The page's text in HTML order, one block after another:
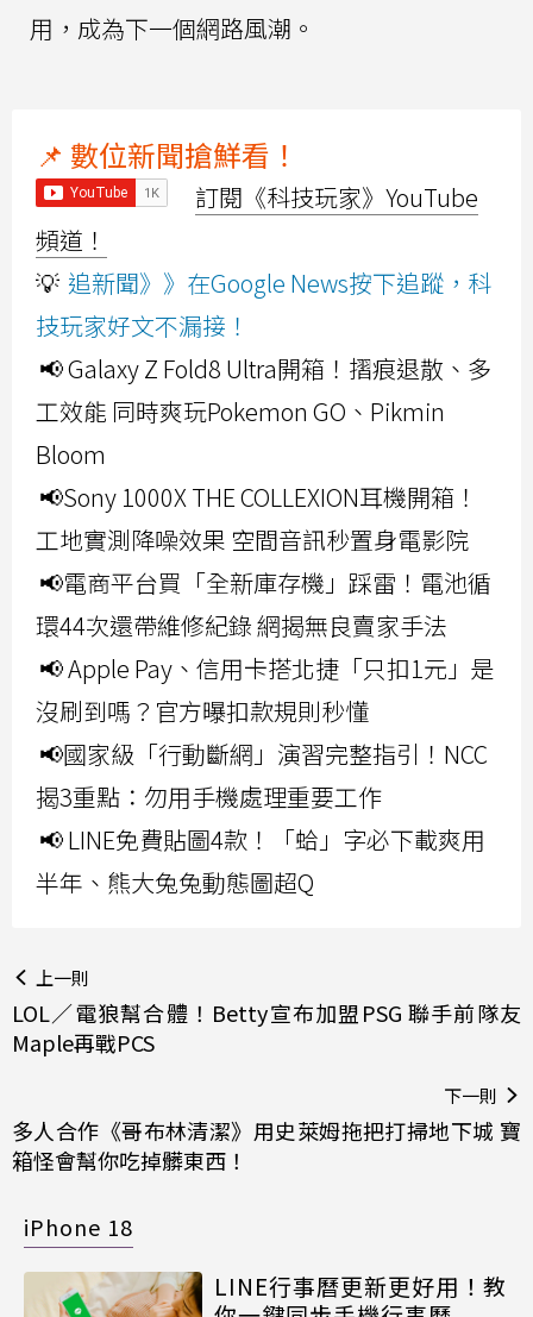
用，成為下一個網路風潮。
📌 數位新聞搶鮮看！
訂閱《科技玩家》YouTube
頻道！
💡 追新聞》》在Google News按下追蹤，科
技玩家好文不漏接！
📢 Galaxy Z Fold8 Ultra開箱！摺痕退散、多
工效能 同時爽玩Pokemon GO、Pikmin
Bloom
📢Sony 1000X THE COLLEXION耳機開箱！
工地實測降噪效果 空間音訊秒置身電影院
📢電商平台買「全新庫存機」踩雷！電池循
環44次還帶維修紀錄 網揭無良賣家手法
📢 Apple Pay、信用卡搭北捷「只扣1元」是
沒刷到嗎？官方曝扣款規則秒懂
📢國家級「行動斷網」演習完整指引！NCC
揭3重點：勿用手機處理重要工作
📢 LINE免費貼圖4款！「蛤」字必下載爽用
半年、熊大兔兔動態圖超Q
上一則
LOL／電狼幫合體！Betty宣布加盟PSG 聯手前隊友
Maple再戰PCS
下一則
多人合作《哥布林清潔》用史萊姆拖把打掃地下城 寶
箱怪會幫你吃掉髒東西！
iPhone 18
LINE行事曆更新更好用！教